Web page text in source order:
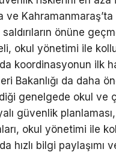
ve
önüne
okul yönetimi ile
koordinasyonun ilk
Bakanlığı da daha
genelgede okul ve
güvenlik
okul yönetimi ile
hızlı bilgi paylaşımı